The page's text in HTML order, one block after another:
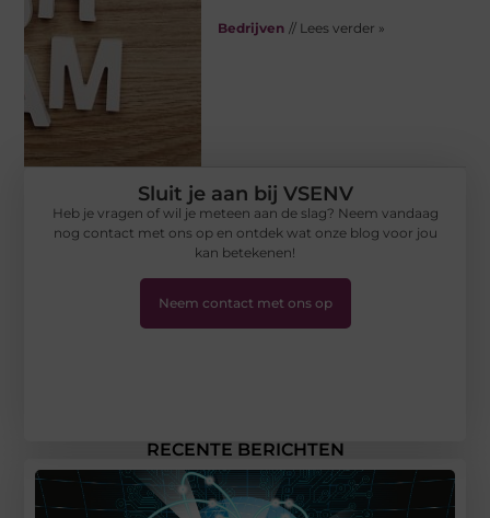
Bedrijven // Lees verder »
RECENTE BERICHTEN
Sluit je aan bij VSENV
Heb je vragen of wil je meteen aan de slag? Neem vandaag
nog contact met ons op en ontdek wat onze blog voor jou
kan betekenen!
Neem contact met ons op